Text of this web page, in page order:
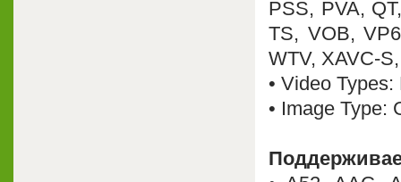
PSS, PVA,
TS, VOB,
WTV, XAVC-
• Video
• Image Type: